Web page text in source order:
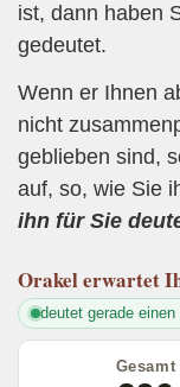
ist, dann haben
gedeutet.
Wenn er Ihnen
nicht
geblieben sind,
auf, so, wie Sie
ihn für Sie
Orakelerwartet
deutet gerade einen
Gesamt